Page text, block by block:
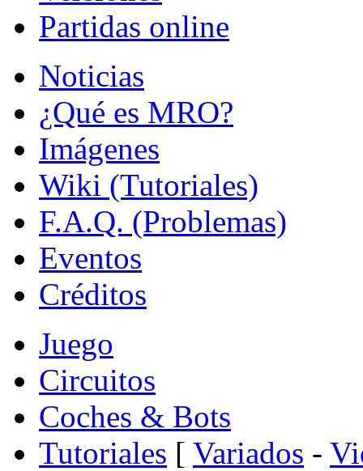
Partidas online
Noticias
¿Qué es MRO?
Imágenes
Wiki (Tutoriales)
F.A.Q. (Problemas)
Eventos
Créditos
Juego
Circuitos
Coches & Bots
Tutoriales [ Variados -